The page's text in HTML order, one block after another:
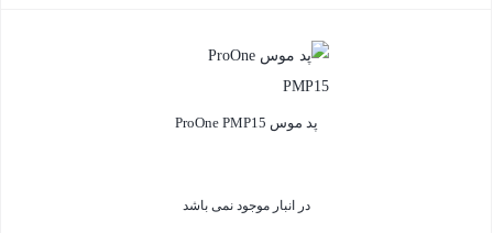
پد موس ProOne PMP15
در انبار موجود نمی باشد